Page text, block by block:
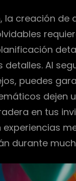
la creación de
detalles. Al
puedes
dejen
en tus
experiencias
durante